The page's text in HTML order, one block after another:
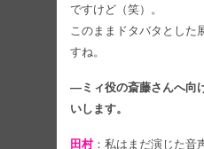
ですけど（笑）。
このままドタバタとした
すね。
―ミィ役の斎藤さんへ向
いします。
田村：私はまだ演じた音